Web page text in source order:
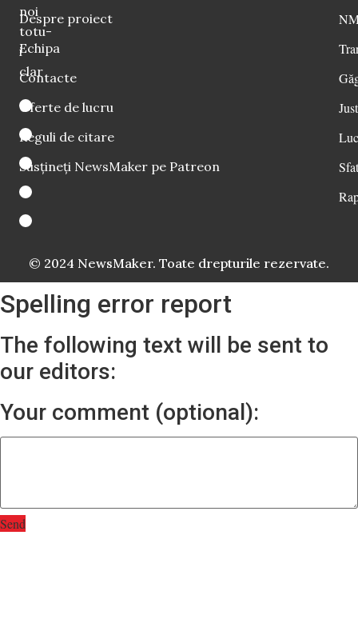
noi
totu-
i
clar
Despre proiect
Echipa
Contacte
Oferte de lucru
Reguli de citare
Susțineți NewsMaker pe Patreon
© 2024 NewsMaker. Toate drepturile rezervate.
Spelling error report
The following text will be sent to
our editors:
Your comment (optional):
Send